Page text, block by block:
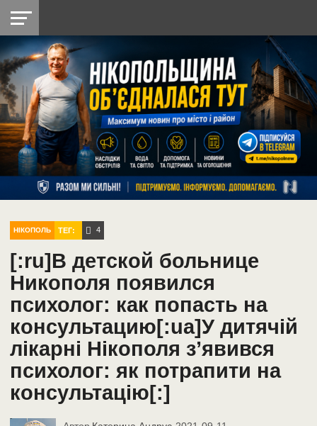
НІКОПОЛЬ
РАЙОН
СІЧЕСЛАВСЬКА
УКРАЇНА
РЕТРО
НІКОПОЛЬ
ЛАЙТ
УКРАЇНА
ДОПОМОГА
РАДІО
НІКОПОЛЬ ТЕГ: 4
[:ru]В детской больнице
Никополя появился
психолог: как попасть на
консультацию[:ua]У дитячій
лікарні Нікополя з’явився
психолог: як потрапити на
консультацію[:]